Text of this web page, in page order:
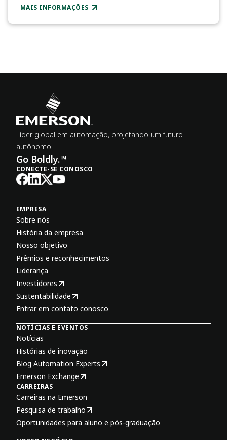
MAIS INFORMAÇÕES
Líder global em automação, projetando um futuro
autônomo.
Go Boldly.™
CONECTE-SE CONOSCO
EMPRESA
Sobre nós
História da empresa
Nosso objetivo
Prêmios e reconhecimentos
Liderança
Investidores
Sustentabilidade
Entrar em contato conosco
NOTÍCIAS E EVENTOS
Notícias
Histórias de inovação
Blog Automation Experts
Emerson Exchange
CARREIRAS
Carreiras na Emerson
Pesquisa de trabalho
Oportunidades para aluno e pós-graduação